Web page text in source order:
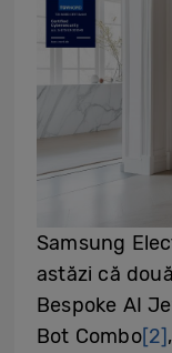
Samsung
astăzi că
Bespoke AI
Bot Combo[2]